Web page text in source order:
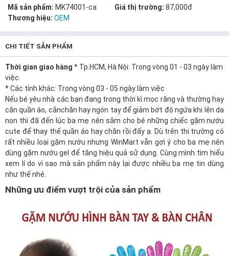
Mã sản phẩm: MK74001-ca Giá thị trường: 87,000đ
Thương hiệu: OEM
CHI TIẾT SẢN PHẨM
Thời gian giao hàng * Tp.HCM, Hà Nội: Trong vòng 01 - 03 ngày làm
việc.
* Các tỉnh khác: Trong vòng 03 - 05 ngày làm việc
Nếu bé yêu nhà các bạn đang trong thời kì mọc răng và thường hay
cắnquần áo, cắnchăn hay ngón tay để giảm bớt độ ngứa khi lên da
non thì đã đến lúc ba mẹ nên sắm cho bé những chiếc gặm nướu
cute để thay thế quần áo hay chăn rồi đấy ạ. Dù trên thi trường có
rất nhiều loại gặm nướu nhưng WinMart vẫn gợi ý cho ba mẹ nên
dùng gặm nướu gel để tăng hiệu quả sử dụng. Cùng mình tìm hiểu
xem lí do vì sao mà sản phẩm này lại được nhiều ba mẹ tin dùng
như thế nhé.
Những ưu điểm vượt trội của sản phẩm